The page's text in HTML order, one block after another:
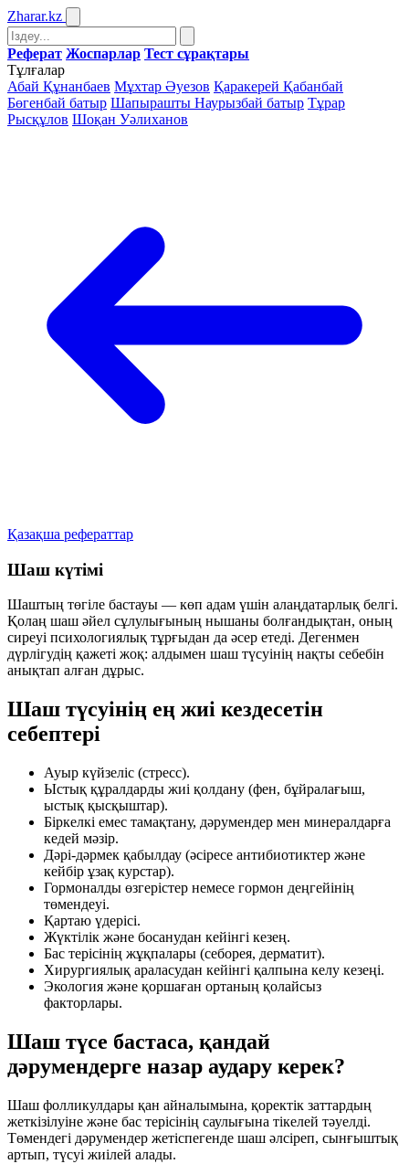
Zharar.kz
Реферат Жоспарлар Тест сұрақтары
Тұлғалар
Абай Құнанбаев Мұхтар Әуезов Қаракерей Қабанбай
Бөгенбай батыр Шапырашты Наурызбай батыр Тұрар
Рысқұлов Шоқан Уәлиханов
Қазақша рефераттар
Шаш күтімі
Шаштың төгіле бастауы — көп адам үшін алаңдатарлық белгі.
Қолаң шаш әйел сұлулығының нышаны болғандықтан, оның
сиреуі психологиялық тұрғыдан да әсер етеді. Дегенмен
дүрлігудің қажеті жоқ: алдымен шаш түсуінің нақты себебін
анықтап алған дұрыс.
Шаш түсуінің ең жиі кездесетін
себептері
Ауыр күйзеліс (стресс).
Ыстық құралдарды жиі қолдану (фен, бұйралағыш,
ыстық қысқыштар).
Біркелкі емес тамақтану, дәрумендер мен минералдарға
кедей мәзір.
Дәрі-дәрмек қабылдау (әсіресе антибиотиктер және
кейбір ұзақ курстар).
Гормоналды өзгерістер немесе гормон деңгейінің
төмендеуі.
Қартаю үдерісі.
Жүктілік және босанудан кейінгі кезең.
Бас терісінің жұқпалары (себорея, дерматит).
Хирургиялық араласудан кейінгі қалпына келу кезеңі.
Экология және қоршаған ортаның қолайсыз
факторлары.
Шаш түсе бастаса, қандай
дәрумендерге назар аудару керек?
Шаш фолликулдары қан айналымына, қоректік заттардың
жеткізілуіне және бас терісінің саулығына тікелей тәуелді.
Төмендегі дәрумендер жетіспегенде шаш әлсіреп, сынғыштық
артып, түсуі жиілей алады.